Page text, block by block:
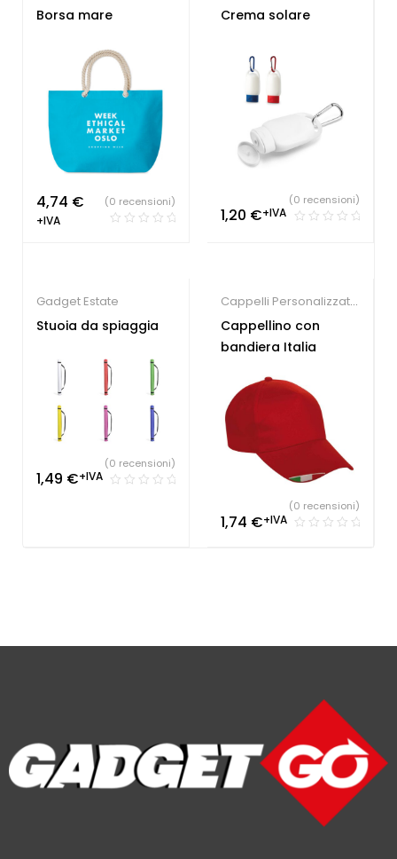
Gadget Estate
Borsa mare
4,74 €
+IVA
(0 recensioni)
Estate
Crema solare
1,20 €+IVA
(0 recensioni)
Gadget Estate
Stuoia da spiaggia
1,49 €+IVA
(0 recensioni)
Cappelli Personalizzati,
Gadget Estate
Cappellino con
bandiera Italia
1,74 €+IVA
(0 recensioni)